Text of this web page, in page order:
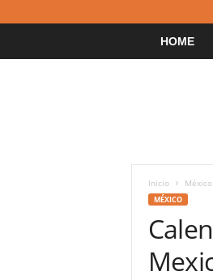
HOME
Inicio México
MÉXICO